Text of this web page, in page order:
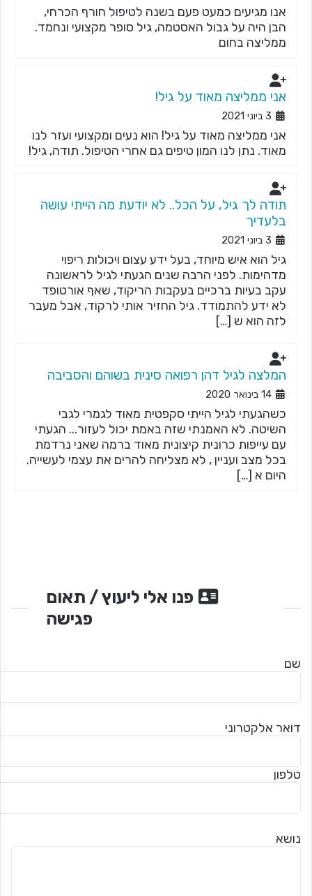
אנו מגיעים כמעט פעם בשנה לטיפול חורף הכרחי,
הבן היה על גבול האסטמה, גיל סופר מקצועי ונחמד.
ממליצה בחום
אני ממליצה מאוד על גיל!
3 ביוני 2021
אני ממליצה מאוד על גיל! הוא נעים ומקצועי ועזר לנו
מאוד. נתן לנו המון טיפים גם אחרי הטיפול. תודה, גיל!
תודה לך גיל, על הכל.. לא יודעת מה הייתי עושה
בלעדיך
3 ביוני 2021
גיל הוא איש מיוחד, בעל ידע עצום ויכולות ריפוי
מדהימות. לפני הרבה שנים הגעתי לגיל לראשונה
עקב בעיות ברכיים בעקבות הריקוד, שאף אורטופד
לא ידע להתמודד. גיל החזיר אותי לרקוד, אבל מעבר
לזה הוא ש […]
המלצה לגיל דהן רפואה סינית בשוהם והסביבה
14 בינואר 2020
כשהגעתי לגיל הייתי סקפטית מאוד לגמרי לגבי
השיטה. לא האמנתי שזה באמת יכול לעזור... הגעתי
עם עייפות כרונית קיצונית מאוד ברמה שאני נרדמת
בכל מצב ועניין , לא מצליחה להרים את עצמי לעשייה.
היום א […]
פנו אלי ליעוץ / תאום
פגישה
שם
דואר אלקטרוני
טלפון
נושא